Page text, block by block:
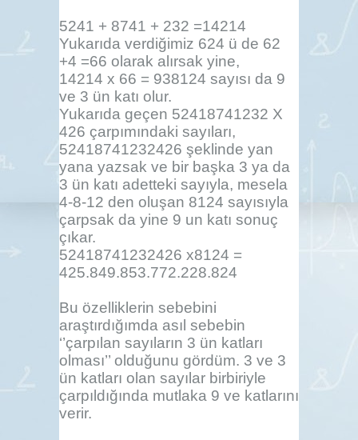
5241 + 8741 + 232 =14214
Yukarıda verdiğimiz 624 ü de 62
+4 =66 olarak alırsak yine,
14214 x 66 = 938124 sayısı da 9
ve 3 ün katı olur.
Yukarıda geçen 52418741232 X
426 çarpımındaki sayıları,
52418741232426 şeklinde yan
yana yazsak ve bir başka 3 ya da
3 ün katı adetteki sayıyla, mesela
4-8-12 den oluşan 8124 sayısıyla
çarpsak da yine 9 un katı sonuç
çıkar.
52418741232426 x8124 =
425.849.853.772.228.824
Bu özelliklerin sebebini
araştırdığımda asıl sebebin
‘’çarpılan sayıların 3 ün katları
olması’’ olduğunu gördüm. 3 ve 3
ün katları olan sayılar birbiriyle
çarpıldığında mutlaka 9 ve katlarını
verir.